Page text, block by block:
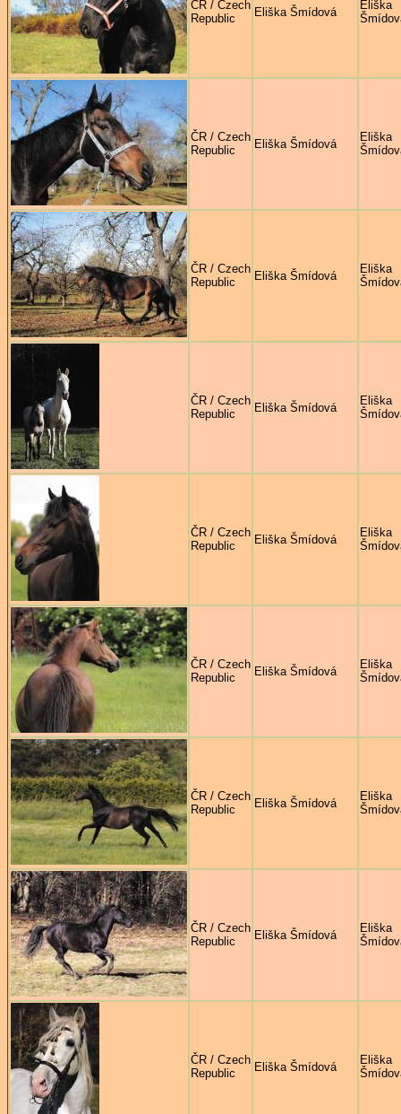
ČR / Czech
Republic
Eliška Šmídová
Eliška
ČR / Czech
Republic
Eliška Šmídová
Eliška
ČR / Czech
Republic
Eliška Šmídová
Eliška
ČR / Czech
Republic
Eliška Šmídová
Eliška
ČR / Czech
Republic
Eliška Šmídová
Eliška
ČR / Czech
Republic
Eliška Šmídová
Eliška
ČR / Czech
Republic
Eliška Šmídová
Eliška
ČR / Czech
Republic
Eliška Šmídová
Eliška
ČR / Czech
Republic
Eliška Šmídová
Eliška